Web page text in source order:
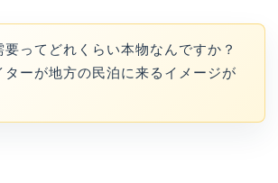
要ってどれくらい本物なんですか？
ターが地方の民泊に来るイメージが